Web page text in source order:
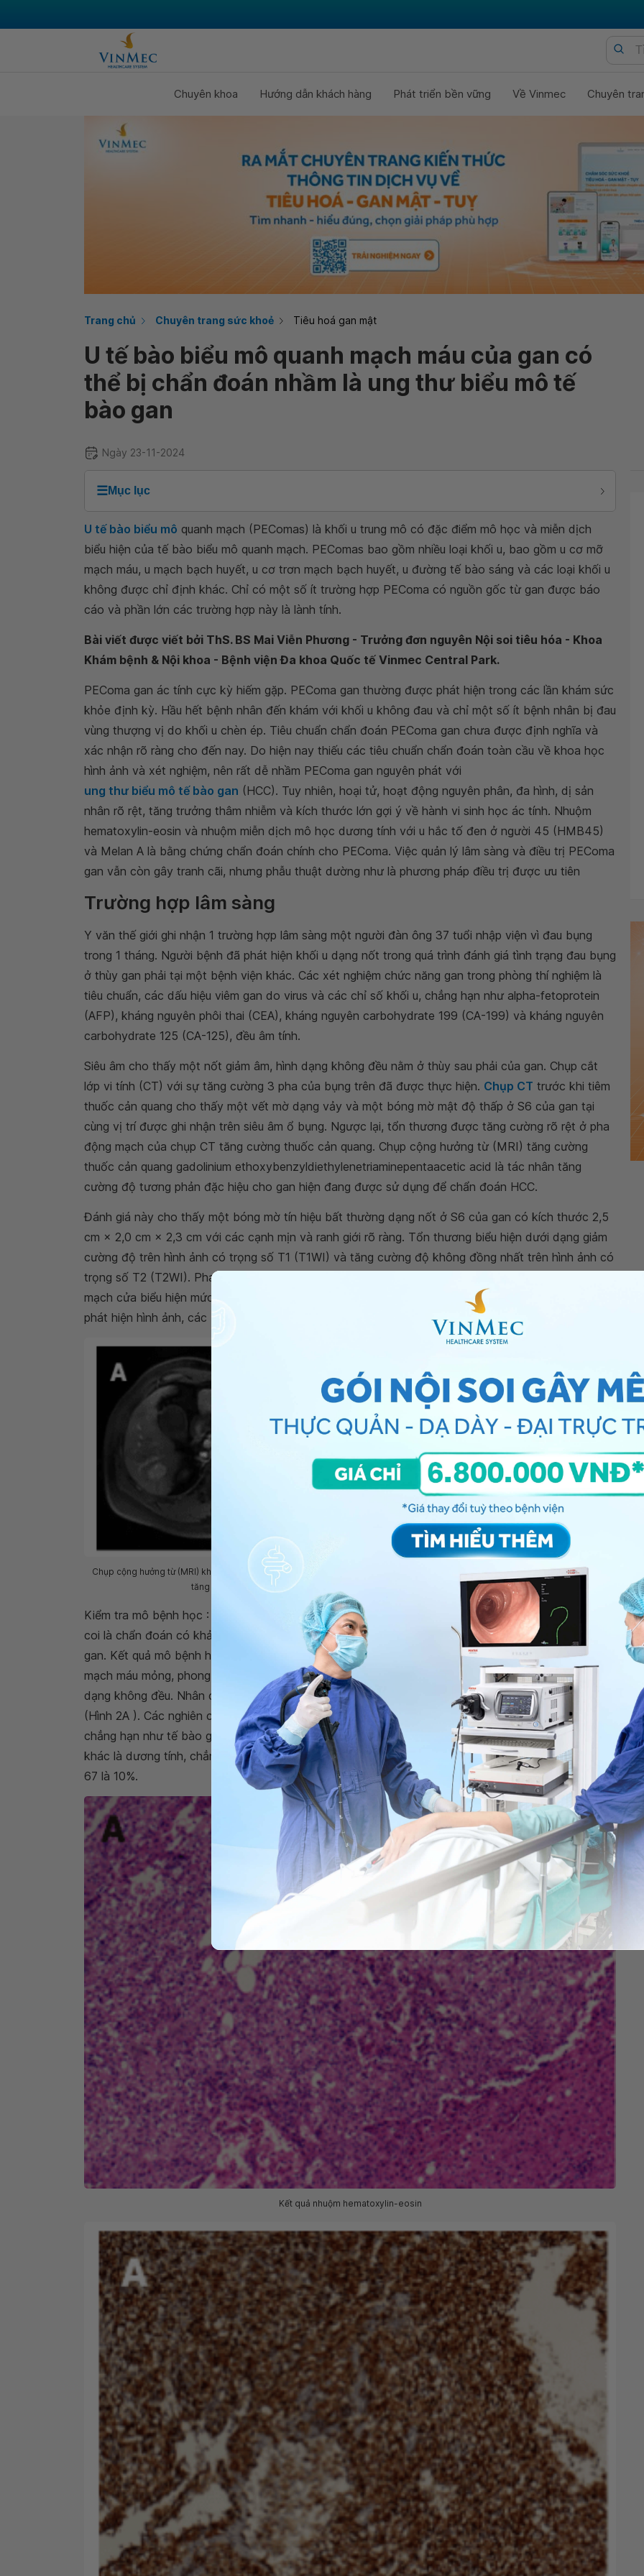
Chuyên khoa Hướng dẫn khách hàng Phát triển bền vững Về Vinmec Chuyên
Trang chủ Chuyên trang sức khoẻ Tiêu hoá gan mật
U tế bào biểu mô quanh mạch máu của gan có
thể bị chẩn đoán nhầm là ung thư biểu mô tế
bào gan
Ngày 23-11-2024
☰Mục lục
U tế bào biểu mô quanh mạch (PEComas) là khối u trung mô có đặc điểm mô học và miễn dịch
biểu hiện của tế bào biểu mô quanh mạch. PEComas bao gồm nhiều loại khối u, bao gồm u cơ mỡ
mạch máu, u mạch bạch huyết, u cơ trơn mạch bạch huyết, u đường tế bào sáng và các loại khối u
không được chỉ định khác. Chỉ có một số ít trường hợp PEComa có nguồn gốc từ gan được báo
cáo và phần lớn các trường hợp này là lành tính.
Bài viết được viết bởi ThS. BS Mai Viễn Phương - Trưởng đơn nguyên Nội soi tiêu hóa - Khoa
Khám bệnh & Nội khoa - Bệnh viện Đa khoa Quốc tế Vinmec Central Park.
PEComa gan ác tính cực kỳ hiếm gặp. PEComa gan thường được phát hiện trong các lần khám sức
khỏe định kỳ. Hầu hết bệnh nhân đến khám với khối u không đau và chỉ một số ít bệnh nhân bị đau
vùng thượng vị do khối u chèn ép. Tiêu chuẩn chẩn đoán PEComa gan chưa được định nghĩa và
xác nhận rõ ràng cho đến nay. Do hiện nay thiếu các tiêu chuẩn chẩn đoán toàn cầu về khoa học
hình ảnh và xét nghiệm, nên rất dễ nhầm PEComa gan nguyên phát với
ung thư biểu mô tế bào gan (HCC). Tuy nhiên, hoại tử, hoạt động nguyên phân, đa hình, dị sản
nhân rõ rệt, tăng trưởng thâm nhiễm và kích thước lớn gợi ý về hành vi sinh học ác tính. Nhuộm
hematoxylin-eosin và nhuộm miễn dịch mô học dương tính với u hắc tố đen ở người 45 (HMB45)
và Melan A là bằng chứng chẩn đoán chính cho PEComa. Việc quản lý lâm sàng và điều trị PEComa
gan vẫn còn gây tranh cãi, nhưng phẫu thuật dường như là phương pháp điều trị được ưu tiên
Trường hợp lâm sàng
Y văn thế giới ghi nhận 1 trường hợp lâm sàng một người đàn ông 37 tuổi nhập viện vì đau bụng
trong 1 tháng. Người bệnh đã phát hiện khối u dạng nốt trong quá trình đánh giá tình trạng đau bụng
ở thùy gan phải tại một bệnh viện khác. Các xét nghiệm chức năng gan trong phòng thí nghiệm là
tiêu chuẩn, các dấu hiệu viêm gan do virus và các chỉ số khối u, chẳng hạn như alpha-fetoprotein
(AFP), kháng nguyên phôi thai (CEA), kháng nguyên carbohydrate 199 (CA-199) và kháng nguyên
carbohydrate 125 (CA-125), đều âm tính.
Siêu âm cho thấy một nốt giảm âm, hình dạng không đều nằm ở thùy sau phải của gan. Chụp cắt
lớp vi tính (CT) với sự tăng cường 3 pha của bụng trên đã được thực hiện. Chụp CT trước khi tiêm
thuốc cản quang cho thấy một vết mờ dạng vảy và một bóng mờ mật độ thấp ở S6 của gan tại
cùng vị trí được ghi nhận trên siêu âm ổ bụng. Ngược lại, tổn thương được tăng cường rõ rệt ở pha
động mạch của chụp CT tăng cường thuốc cản quang. Chụp cộng hưởng từ (MRI) tăng cường
thuốc cản quang gadolinium ethoxybenzyldiethylenetriaminepentaacetic acid là tác nhân tăng
cường độ tương phản đặc hiệu cho gan hiện đang được sử dụng để chẩn đoán HCC.
Đánh giá này cho thấy một bóng mờ tín hiệu bất thường dạng nốt ở S6 của gan có kích thước 2,5
cm × 2,0 cm × 2,3 cm với các cạnh mịn và ranh giới rõ ràng. Tổn thương biểu hiện dưới dạng giảm
cường độ trên hình ảnh có trọng số T1 (T1WI) và tăng cường độ không đồng nhất trên hình ảnh có
trọng số T2 (T2WI). Pha động mạch cho thấy tổn thương tăng cường đáng kể, trong khi pha tĩnh
mạch cửa biểu hiện mức độ tăng cường thấp hơn so với nhu mô gan (Hình 1A và B ). Dựa trên các
phát hiện hình ảnh, các bác sĩ cho rằng tổn thương là một nốt HCC.
Chụp cộng hưởng từ (MRI) khối u biểu mô quanh mạch gan (PEComa) ở một nam giới 37 tuổi: tổn thương nằm ở S6 cho thấy sự
tăng cường rõ rệt trong thì động mạch gan (A), tăng cường viền ở thì muộn (B)
Kiểm tra mô bệnh học : Dựa trên hội chẩn bệnh lý sinh thiết lạnh trong khi phẫu thuật, HCC được
coi là chẩn đoán có khả năng nhất. Cuối cùng, bệnh nhân đã trải qua phẫu thuật cắt bỏ một phần
gan. Kết quả mô bệnh học cho thấy mô khối u được sắp xếp thành các ổ và tấm có mạng lưới
mạch máu mỏng, phong phú kết nối chúng. Các tế bào khối u có kích thước tương tự nhưng hình
dạng không đều. Nhân con dễ thấy ở các tế bào khối u. Ngoài ra, nhân có hình dạng không đều
(Hình 2A ). Các nghiên cứu nhuộm miễn dịch mô học cho thấy một số dấu ấn khối u là âm tính,
chẳng hạn như tế bào gan, Glypican-3 (GPC-3), cụm biệt hóa (CD) 10 và AFP, trong khi một số
khác là dương tính, chẳng hạn như CD34, Melan A và HMB45 (Hình 3A và D ). Chỉ số đánh dấu Ki-
67 là 10%.
Kết quả nhuộm hematoxylin-eosin